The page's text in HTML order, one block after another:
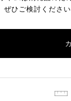
ぜひご検討ください